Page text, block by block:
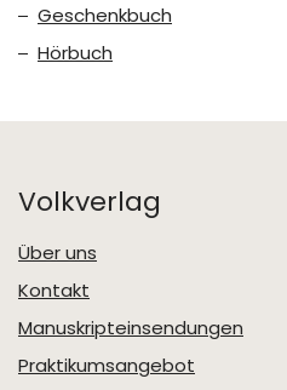
Geschenkbuch
Hörbuch
Volkverlag
Über uns
Kontakt
Manuskripteinsendungen
Praktikumsangebot